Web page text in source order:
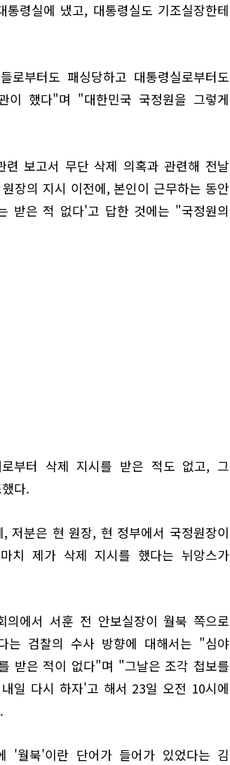
령실에 냈고, 대통령실도 기조실장한테
로부터도 패싱당하고 대통령실로부터도
이 했다"며 "대한민국 국정원을 그렇게
보고서 무단 삭제 의혹과 관련해 전날
장의 지시 이전에, 본인이 근무하는 동안
받은 적 없다'고 답한 것에는 "국정원의
부터 삭제 지시를 받은 적도 없고, 그
다.
저분은 현 원장, 현 정부에서 국정원장이
치 제가 삭제 지시를 했다는 뉘앙스가
에서 서훈 전 안보실장이 월북 쪽으로
는 검찰의 수사 방향에 대해서는 "심야
받은 적이 없다"며 "그날은 조각 첩보를
일 다시 하자'고 해서 23일 오전 10시에
'월북'이란 단어가 들어가 있었다는 김